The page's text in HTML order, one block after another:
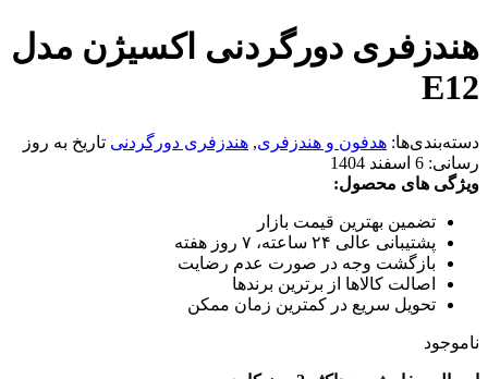
هندزفری دورگردنی اکسیژن مدل
E12
دسته‌بندی‌ها: هدفون و هندزفری, هندزفری دورگردنی تاریخ به روز
رسانی: 6 اسفند 1404
ویژگی های محصول:
تضمین بهترین قیمت بازار
پشتیبانی عالی ۲۴ ساعته، ۷ روز هفته
بازگشت وجه در صورت عدم رضایت
اصالت کالاها از برترین برندها
تحویل سریع در کمترین زمان ممکن
ناموجود